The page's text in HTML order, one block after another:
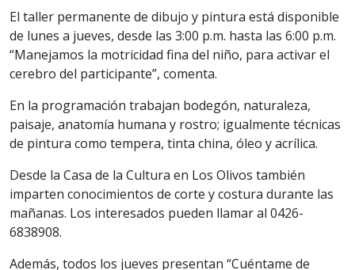
El taller permanente de dibujo y pintura está disponible
de lunes a jueves, desde las 3:00 p.m. hasta las 6:00 p.m.
“Manejamos la motricidad fina del niño, para activar el
cerebro del participante”, comenta.
En la programación trabajan bodegón, naturaleza,
paisaje, anatomía humana y rostro; igualmente técnicas
de pintura como tempera, tinta china, óleo y acrílica.
Desde la Casa de la Cultura en Los Olivos también
imparten conocimientos de corte y costura durante las
mañanas. Los interesados pueden llamar al 0426-
6838908.
Además, todos los jueves presentan “Cuéntame de